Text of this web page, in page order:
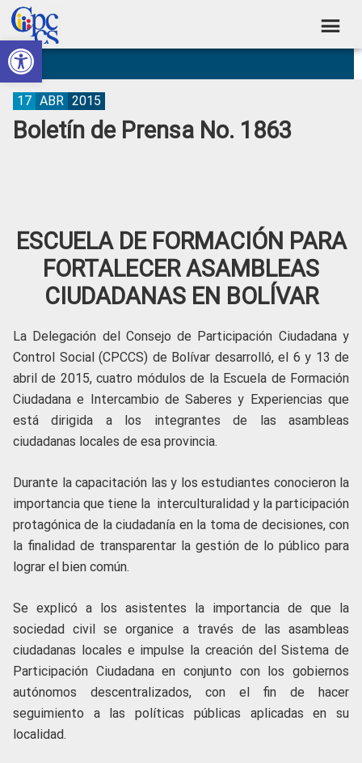
Abrir barra de herramientas
Skip
to
primary
navigation
Skip
to
main
content
Skip
to
primary
sidebar
Skip
to
footer
Consejo
de
Participación
Ciudadana
Construyendo
Poder
Ciudadano
Boletín de Prensa No. 1863
17 ABR 2015
ESCUELA DE FORMACIÓN PARA
FORTALECER ASAMBLEAS
CIUDADANAS EN BOLÍVAR
La Delegación del Consejo de Participación Ciudadana y
Control Social (CPCCS) de Bolívar desarrolló, el 6 y 13 de
abril de 2015, cuatro módulos de la Escuela de Formación
Ciudadana e Intercambio de Saberes y Experiencias que
está dirigida a los integrantes de las asambleas
ciudadanas locales de esa provincia.
Durante la capacitación las y los estudiantes conocieron la
importancia que tiene la interculturalidad y la participación
protagónica de la ciudadanía en la toma de decisiones, con
la finalidad de transparentar la gestión de lo público para
lograr el bien común.
Se explicó a los asistentes la importancia de que la
sociedad civil se organice a través de las asambleas
ciudadanas locales e impulse la creación del Sistema de
Participación Ciudadana en conjunto con los gobiernos
autónomos descentralizados, con el fin de hacer
seguimiento a las políticas públicas aplicadas en su
localidad.